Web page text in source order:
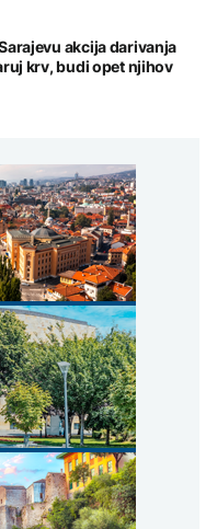
akcija darivanja
krv, budi opet njihov